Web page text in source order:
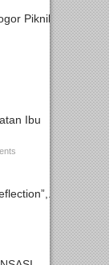
Piknik
Ibu